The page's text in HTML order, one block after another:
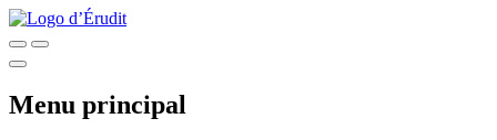
Menu principal